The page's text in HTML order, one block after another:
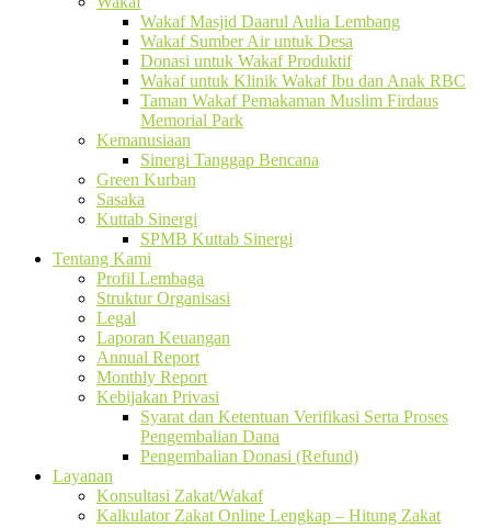
Wakaf Masjid Daarul Aulia Lembang
Wakaf Sumber Air untuk Desa
Donasi untuk Wakaf Produktif
Wakaf untuk Klinik Wakaf Ibu dan Anak RBC
Taman Wakaf Pemakaman Muslim Firdaus
Memorial Park
Kemanusiaan
Sinergi Tanggap Bencana
Green Kurban
Sasaka
Kuttab Sinergi
SPMB Kuttab Sinergi
Tentang Kami
Profil Lembaga
Struktur Organisasi
Legal
Laporan Keuangan
Annual Report
Monthly Report
Kebijakan Privasi
Syarat dan Ketentuan Verifikasi Serta Proses
Pengembalian Dana
Pengembalian Donasi (Refund)
Layanan
Konsultasi Zakat/Wakaf
Kalkulator Zakat Online Lengkap – Hitung Zakat